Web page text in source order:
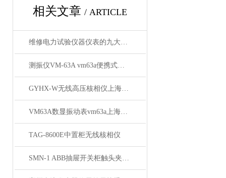
相关文章 / ARTICLE
维修电力试验仪器仪表的九大注意事项
测振仪VM-63A vm63a便携式测振仪生产厂家
GYHX-W无线高压核相仪上海徐吉电气
VM63A数显振动表vm63a上海徐吉电气
TAG-8600E中置柜无线核相仪
SMN-1 ABB抽屉开关柜触头夹紧力测试仪